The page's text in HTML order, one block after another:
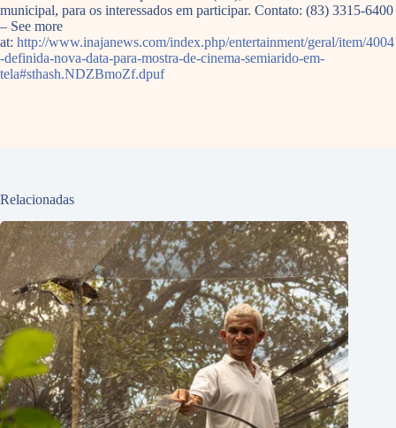
municipal, para os interessados em participar. Contato: (83) 3315-6400
– See more
at: http://www.inajanews.com/index.php/entertainment/geral/item/4004
-definida-nova-data-para-mostra-de-cinema-semiarido-em-
tela#sthash.NDZBmoZf.dpuf
Relacionadas